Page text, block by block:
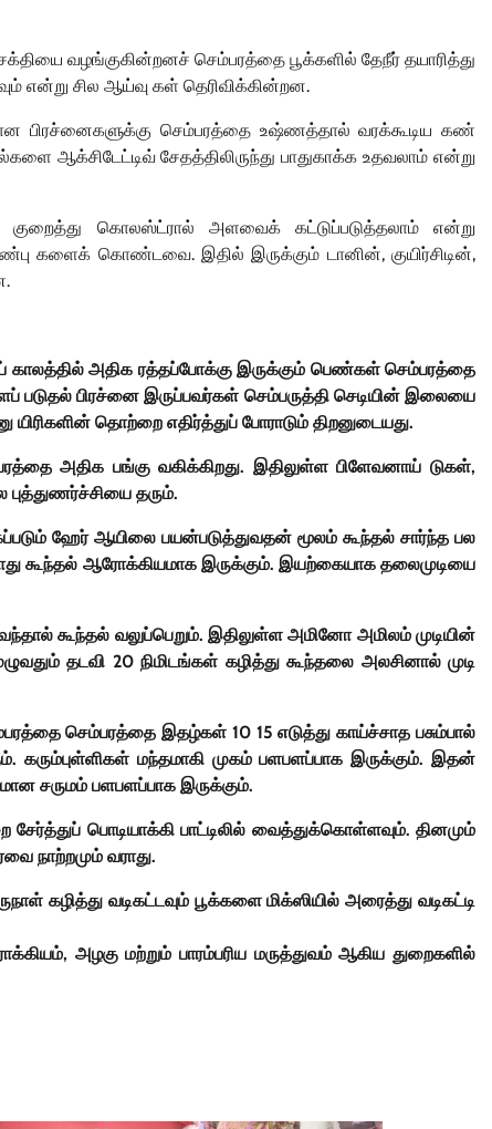
வழங்குகின்றனச் செம்பரத்தை பூக்களில் தேநீர் தயாரித்து
என்று சில ஆய்வு கள் தெரிவிக்கின்றன.
பிரச்னைகளுக்கு செம்பரத்தை உஷ்ணத்தால் வரக்கூடிய கண்
சேதத்திலிருந்து பாதுகாக்க உதவலாம் என்று
குறைத்து கொலஸ்ட்ரால் அளவைக் கட்டுப்படுத்தலாம் என்று
களைக் கொண்டவை. இதில் இருக்கும் டானின், குயிர்சிடின்,
காலத்தில் அதிக ரத்தப்போக்கு இருக்கும் பெண்கள் செம்பரத்தை
படுதல் பிரச்னை இருப்பவர்கள் செம்பருத்தி செடியின் இலையை
யிரிகளின் தொற்றை எதிர்த்துப் போராடும் திறனுடையது.
அதிக பங்கு வகிக்கிறது. இதிலுள்ள பிளேவனாய் டுகள்,
தரும்.
ஹேர் ஆயிலை பயன்படுத்துவதன் மூலம் கூந்தல் சார்ந்த பல
கூந்தல் ஆரோக்கியமாக இருக்கும். இயற்கையாக தலைமுடியை
கூந்தல் வலுப்பெறும். இதிலுள்ள அமினோ அமிலம் முடியின்
தடவி 20 நிமிடங்கள் கழித்து கூந்தலை அலசினால் முடி
செம்பரத்தை இதழ்கள் 10 15 எடுத்து காய்ச்சாத பசும்பால்
கரும்புள்ளிகள் மந்தமாகி முகம் பளபளப்பாக இருக்கும். இதன்
சருமம் பளபளப்பாக இருக்கும்.
பொடியாக்கி பாட்டிலில் வைத்துக்கொள்ளவும். தினமும்
நாற்றமும் வராது.
வடிகட்டவும் பூக்களை மிக்ஸியில் அரைத்து வடிகட்டி
அழகு மற்றும் பாரம்பரிய மருத்துவம் ஆகிய துறைகளில்